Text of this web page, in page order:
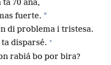
70 aña,
fuerte. *
di problema i tristesa.
disparsé. +
rabiá bo por bira?